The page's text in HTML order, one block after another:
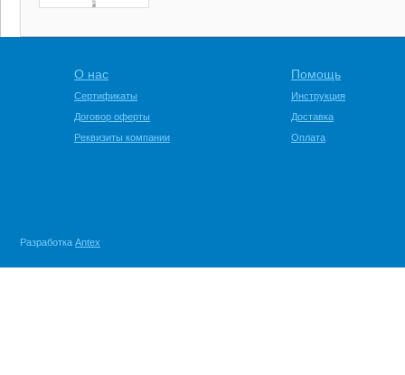
О нас
Сертификаты
Договор оферты
Реквизиты компании
Помощь
Инструкция
Доставка
Оплата
Разработка Antex